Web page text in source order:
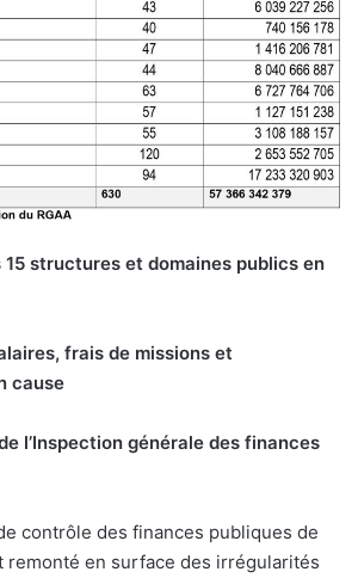
15 structures et domaines publics en
frais de missions et
cause
l’Inspection générale des finances
contrôle des finances publiques de
remonté en surface des irrégularités